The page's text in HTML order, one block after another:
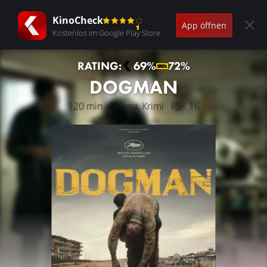
KinoCheck
Kostenlos im Google Play Store
App öffnen
RATING: 69% 72%
DOGMAN
120 min · Drama, Krimi · FSK 16